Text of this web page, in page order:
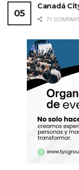
Canadá
71